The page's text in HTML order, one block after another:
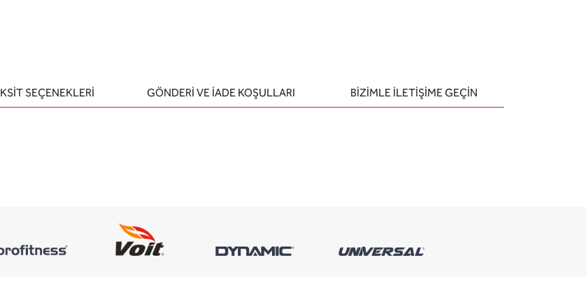
SEÇENEKLERİ GÖNDERİ VE İADE KOŞULLARI BIZIMLE ILETIŞIME GEÇIN